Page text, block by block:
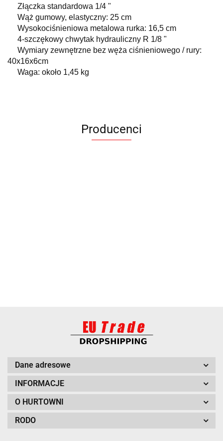
Złączka standardowa 1/4 "
Wąż gumowy, elastyczny: 25 cm
Wysokociśnieniowa metalowa rurka: 16,5 cm
4-szczękowy chwytak hydrauliczny R 1/8 "
Wymiary zewnętrzne bez węża ciśnieniowego / rury:
40x16x6cm
Waga: około 1,45 kg
Producenci
Dane adresowe
INFORMACJE
O HURTOWNI
RODO